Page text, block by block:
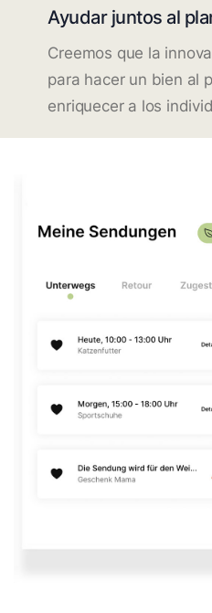
Ayudar juntos al
Creemos que la
para hacer un bien al
enriquecer a los